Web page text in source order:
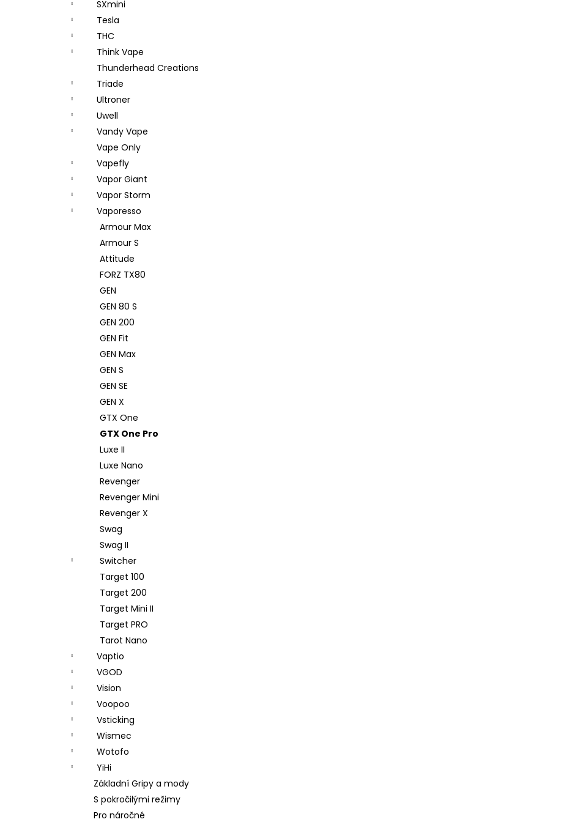
SXmini
Tesla
THC
Think Vape
Thunderhead Creations
Triade
Ultroner
Uwell
Vandy Vape
Vape Only
Vapefly
Vapor Giant
Vapor Storm
Vaporesso
Armour Max
Armour S
Attitude
FORZ TX80
GEN
GEN 80 S
GEN 200
GEN Fit
GEN Max
GEN S
GEN SE
GEN X
GTX One
GTX One Pro
Luxe II
Luxe Nano
Revenger
Revenger Mini
Revenger X
Swag
Swag II
Switcher
Target 100
Target 200
Target Mini II
Target PRO
Tarot Nano
Vaptio
VGOD
Vision
Voopoo
Vsticking
Wismec
Wotofo
YiHi
Základní Gripy a mody
S pokročilými režimy
Pro náročné